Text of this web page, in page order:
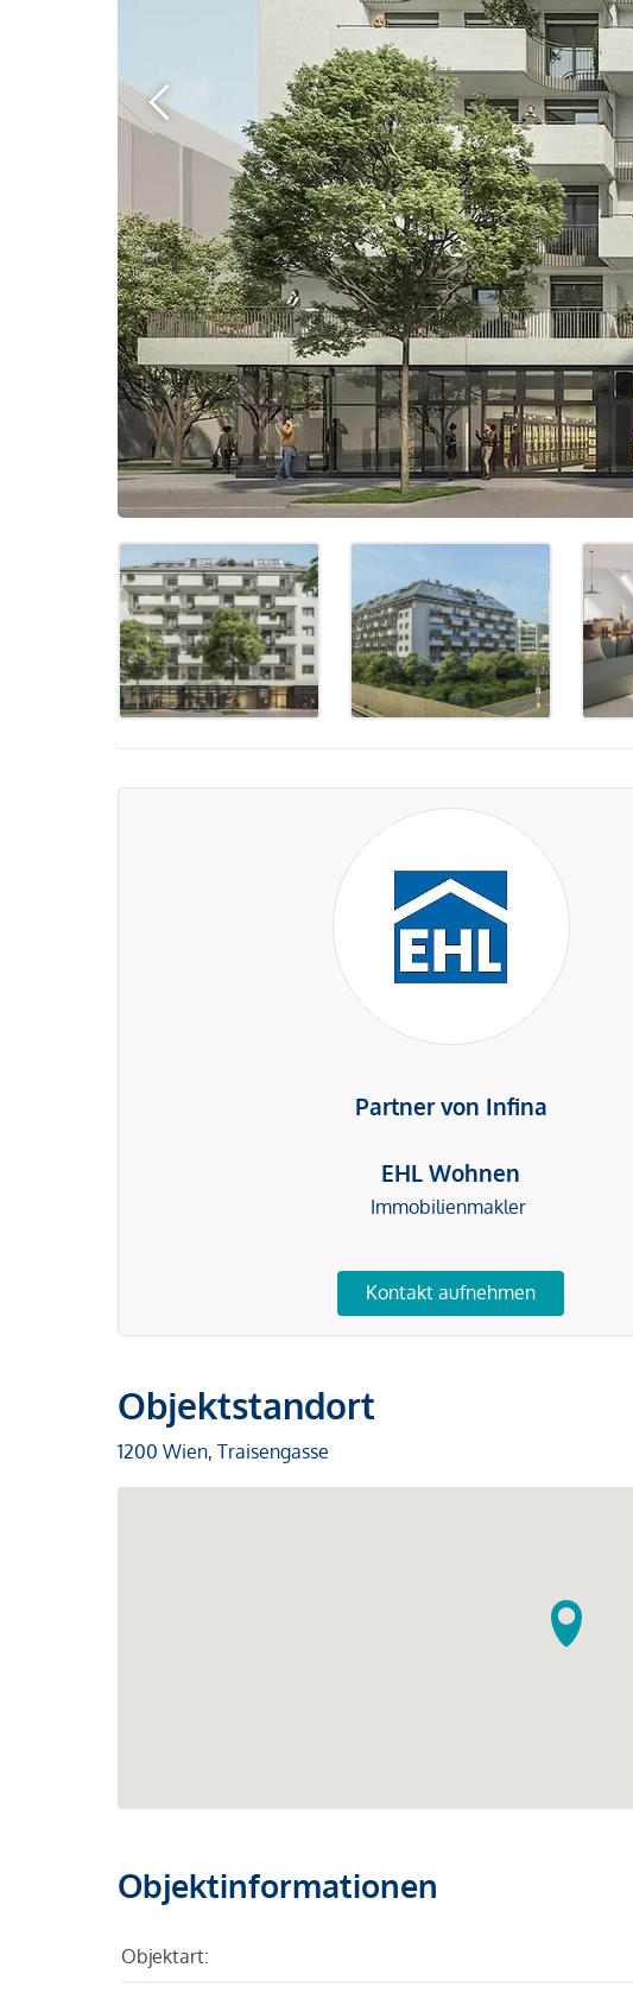
Partner von Infina
EHL Wohnen
Immobilienmakler
Kontakt aufnehmen
Objektstandort
1200 Wien, Traisengasse
Objektinformationen
Objektart: